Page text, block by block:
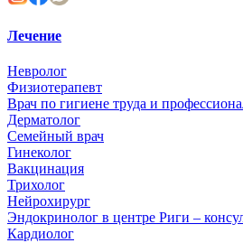
Лечение
Невролог
Физиотерапевт
Врач по гигиене труда и
Дерматолог
Семейный врач
Гинеколог
Вакцинация
Трихолог
Нейрохирург
Эндокринолог в центре Риги –
Кардиолог